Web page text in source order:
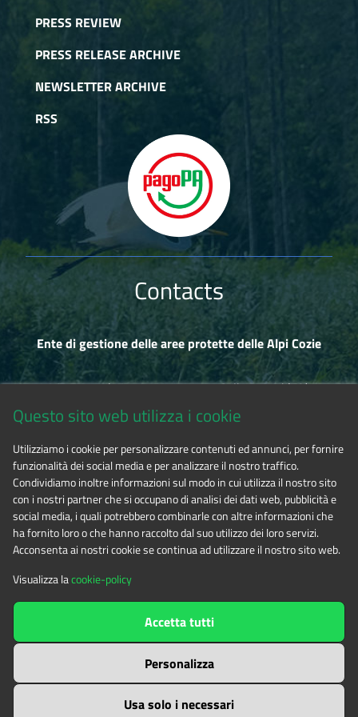
PRESS REVIEW
PRESS RELEASE ARCHIVE
NEWSLETTER ARCHIVE
RSS
Contacts
Ente di gestione delle aree protette delle Alpi Cozie
Via Fransuà Fontan, 1 - 10050 Salbertrand (TO)
Phone 0122.854720
E-mailalpicozie@cert.ruparpiemonte.it
The contents of this websitebyEnte di gestione delle aree
protette delle Alpi Cozieis licensed under
Attribution-NonCommercial-NoDerivatives 4.0 International
Questo sito web utilizza i cookie
Utilizziamo i cookie per personalizzare contenuti ed annunci, per fornire
funzionalità dei social media e per analizzare il nostro traffico.
Condividiamo inoltre informazioni sul modo in cui utilizza il nostro sito
con i nostri partner che si occupano di analisi dei dati web, pubblicità e
social media, i quali potrebbero combinarle con altre informazioni che
ha fornito loro o che hanno raccolto dal suo utilizzo dei loro servizi.
Acconsenta ai nostri cookie se continua ad utilizzare il nostro sito web.
Visualizza lacookie-policy
Usa solo i necessari
Personalizza
Accetta tutti